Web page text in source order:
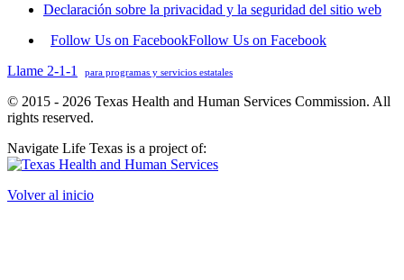
Declaración sobre la privacidad y la seguridad del sitio web
Follow Us on FacebookFollow Us on Facebook
Llame 2-1-1
para programas y servicios estatales
© 2015 - 2026 Texas Health and Human Services Commission. All
rights reserved.
Navigate Life Texas is a project of:
Volver al inicio